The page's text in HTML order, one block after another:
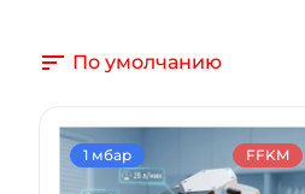
По умолчанию
1 мбар FFKM